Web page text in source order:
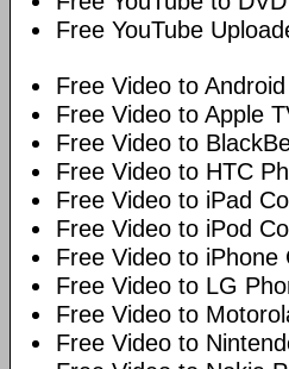
Free YouTube
Free Video to
Free Video to Apple
Free Video to
Free Video to HTC
Free Video to iPad
Free Video to iPod
Free Video to iPhone
Free Video to LG
Free Video to
Free Video to